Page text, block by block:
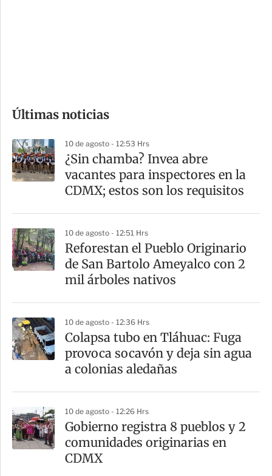
m
a
r
t
Últimas noticias
10 de agosto - 12:53 Hrs
¿Sin chamba? Invea abre
vacantes para inspectores en la
CDMX; estos son los requisitos
10 de agosto - 12:51 Hrs
Reforestan el Pueblo Originario
de San Bartolo Ameyalco con 2
mil árboles nativos
10 de agosto - 12:36 Hrs
Colapsa tubo en Tláhuac: Fuga
provoca socavón y deja sin agua
a colonias aledañas
10 de agosto - 12:26 Hrs
Gobierno registra 8 pueblos y 2
comunidades originarias en
CDMX